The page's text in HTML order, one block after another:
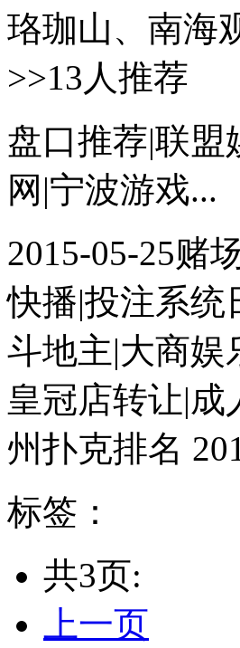
珞珈山、南海
>>13人推荐
盘口推荐|联盟
网|宁波游戏...
2015-05-25赌
快播|投注系统
斗地主|大商娱
皇冠店转让|成
州扑克排名
标签：
共3页:
上一页